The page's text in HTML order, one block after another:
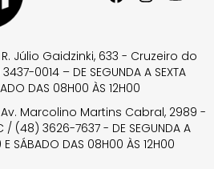
Júlio Gaidzinki, 633 - Cruzeiro do
0014 – DE SEGUNDA A SEXTA
DAS 08H00 ÀS 12H00
Marcolino Martins Cabral, 2989 -
(48) 3626-7637 - DE SEGUNDA A
E SÁBADO DAS 08H00 ÀS 12H00